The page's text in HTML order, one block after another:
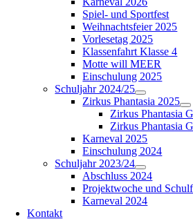
Spiel- und Sportfest
Weihnachtsfeier 2025
Vorlesetag 2025
Klassenfahrt Klasse 4
Motte will MEER
Einschulung 2025
Schuljahr 2024/25
Zirkus Phantasia 2025
Zirkus Phantasia
Zirkus Phantasia
Karneval 2025
Einschulung 2024
Schuljahr 2023/24
Abschluss 2024
Projektwoche und
Karneval 2024
Kontakt